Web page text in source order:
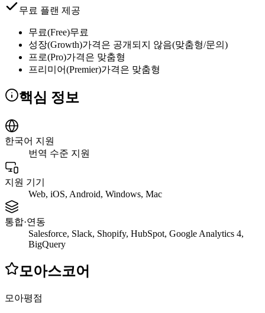
무료 플랜 제공
무료(Free)무료
성장(Growth)가격은 공개되지 않음(맞춤형/문의)
프로(Pro)가격은 맞춤형
프리미어(Premier)가격은 맞춤형
핵심 정보
한국어 지원
번역 수준 지원
지원 기기
Web, iOS, Android, Windows, Mac
통합·연동
Salesforce, Slack, Shopify, HubSpot, Google Analytics 4,
BigQuery
모아스코어
모아평점